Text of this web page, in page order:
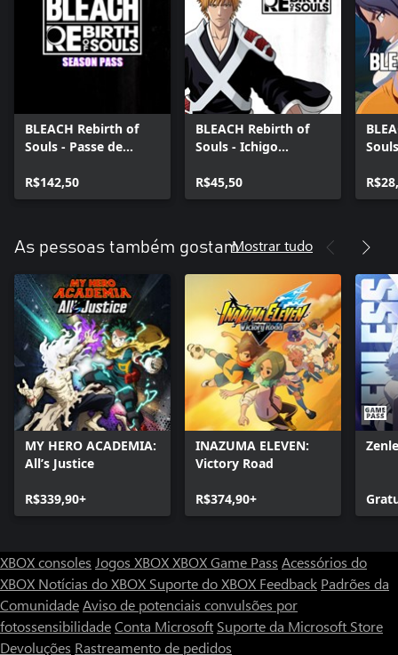
BLEACH Rebirth of
Souls - Passe de
R$142,50
BLEACH Rebirth of
Souls - Ichigo
Guerra Sangrenta dos
Mil Anos)
R$45,50
As pessoas também gostamMostrar tudo
MY HERO ACADEMIA:
All’s Justice
R$339,90+
INAZUMA ELEVEN:
Victory Road
R$374,90+
XBOX consoles Jogos XBOXXBOX Game Pass Acessórios do
XBOX Notícias do XBOX Suporte do XBOX Feedback Padrões da
ComunidadeAviso de potenciais convulsões por
fotossensibilidadeConta Microsoft Suporte da Microsoft Store
Devoluções Rastreamento de pedidos